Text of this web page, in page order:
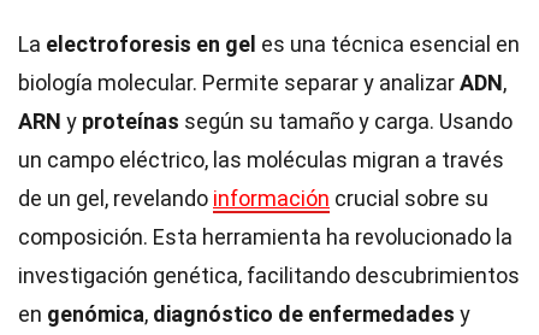
La electroforesis en gel es una técnica esencial en
biología molecular. Permite separar y analizarADN,
ARN y proteínas según su tamaño y carga. Usando
un campo eléctrico, las moléculas migran a través
de un gel, revelando información crucial sobre su
composición. Esta herramienta ha revolucionado la
investigación genética, facilitando descubrimientos
en genómica, diagnóstico de enfermedades y